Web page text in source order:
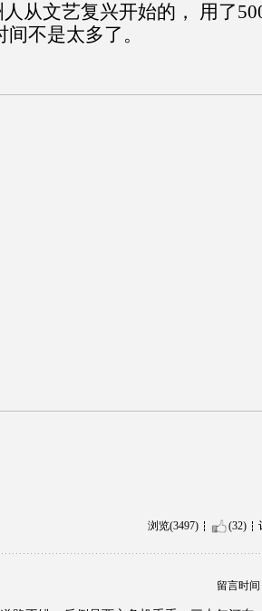
从文艺复兴开始的， 用了
不是太多了。
浏览(3497) (32)
留言时间